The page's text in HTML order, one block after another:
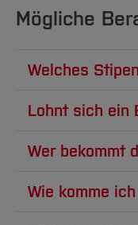
Mögliche
Welches
Welche
mich?
Lohnt sich ein
BAföG wird zur
Zurückgezahlt
Wer bekommt
Voraussetzungen:
Wie komme